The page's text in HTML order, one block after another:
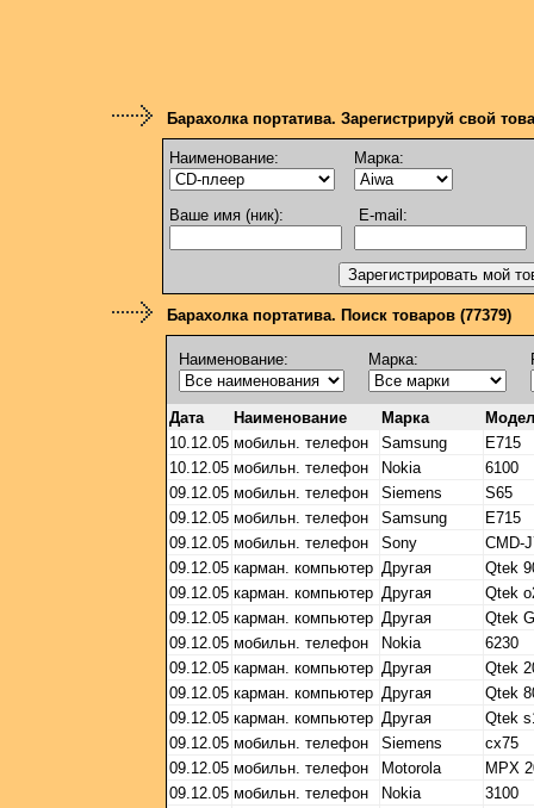
Барахолка портатива. Зарегистрируй свой
Наименование: Марка:
Ваше имя (ник): E-mail:
Барахолка портатива. Поиск товаров (77379)
Наименование: Марка:
Дата Наименование Марка
10.12.05 мобильн. телефон Samsung
Е715
10.12.05 мобильн. телефон Nokia
6100
09.12.05 мобильн. телефон Siemens
S65
09.12.05 мобильн. телефон Samsung
E715
09.12.05 мобильн. телефон Sony
CMD-
09.12.05 карман. компьютер Другая
Qtek
09.12.05 карман. компьютер Другая
Qtek
09.12.05 карман. компьютер Другая
Qtek
09.12.05 мобильн. телефон Nokia
6230
09.12.05 карман. компьютер Другая
Qtek
09.12.05 карман. компьютер Другая
Qtek
09.12.05 карман. компьютер Другая
Qtek
09.12.05 мобильн. телефон Siemens
cx75
09.12.05 мобильн. телефон Motorola
MPX
09.12.05 мобильн. телефон Nokia
3100